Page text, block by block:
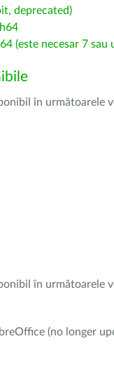
deprecated)
(este necesar 7 sau
în următoarele
în următoarele
(no longer